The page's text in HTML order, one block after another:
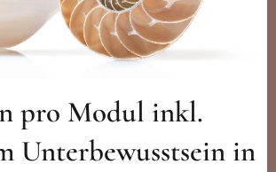
pro Modul inkl.
Unterbewusstsein in